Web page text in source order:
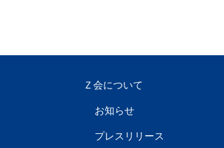
上
Ｚ会について
お知らせ
プレスリリース